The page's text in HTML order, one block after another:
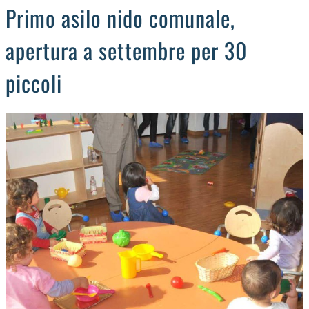
Primo asilo nido comunale,
apertura a settembre per 30
piccoli